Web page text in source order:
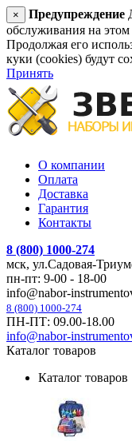
× Предупреждение
обслуживания на этом
Продолжая его
куки (cookies) будут
Принять
О компании
Оплата
Доставка
Гарантия
Контакты
8 (800) 1000-274
мск, ул.Садовая-
пн-пт: 9-00 - 18-00
info@nabor-
8 (800) 1000-274
ПН-ПТ: 09.00-18.00
info@nabor-
Каталог товаров
Каталог товаров